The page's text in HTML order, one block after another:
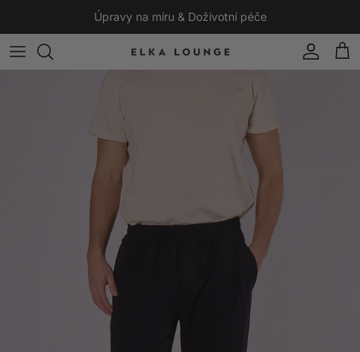
Přeskočit na obsah
Úpravy na míru & Doživotní péče
Účet